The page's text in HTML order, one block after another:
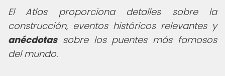
El Atlas proporciona detalles sobre la
construcción, eventos históricos relevantes y
anécdotassobre los puentes más famosos
del mundo.